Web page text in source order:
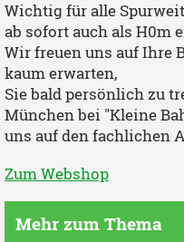
Wichtig für alle
ab sofort auch als H0m
Wir freuen uns auf Ihre
kaum erwarten,
Sie bald persönlich zu
München bei "Kleine
uns auf den fachlichen
Zum Webshop
Mehr zum Thema